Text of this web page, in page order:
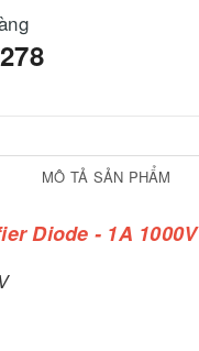
MÔ TẢ SẢN PHẨM
Diode - 1A 1000V